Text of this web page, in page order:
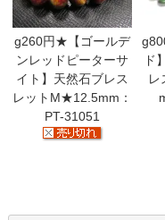
g260円★【ゴールデ
ンレッドピーターサ
イト】天然石ブレス
レットM★12.5mm：
PT-31051
ド